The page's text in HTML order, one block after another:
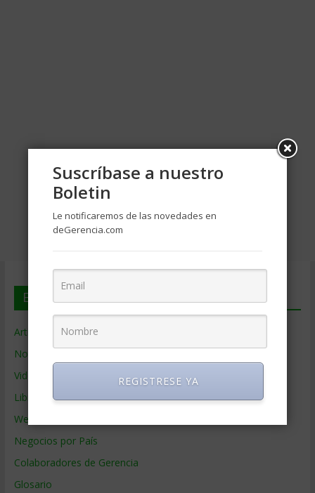
En deGerencia.com
Artículos de Gerencia
Noticias de Gerencia
Videos de Gerencia
Libros de Gerencia
Webs de Gerencia
Negocios por País
Colaboradores de Gerencia
Glosario
Suscríbase a nuestro
Boletin
Le notificaremos de las novedades en
deGerencia.com
REGISTRESE YA